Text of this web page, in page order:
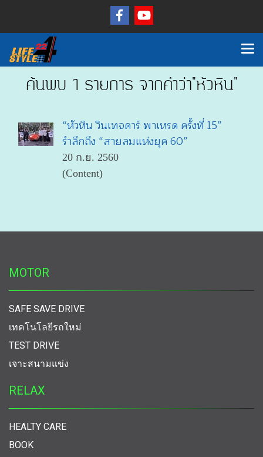
ค้นพบ 1 รายการ จากคำว่า"หัวหิน"
“หัวหิน วินเทจคาร์ พาเหรด ครั้งที่ 15”
รำลึกถึง “สายลมแห่งยุค 60”
20 ก.ย. 2560
(Content)
MOTOR
SAFE SAVE DRIVE
เทคโนโลยีรถใหม่
TEST DRIVE
เจาะสนามแข่ง
RELAX
HEALTY CARE
BOOK